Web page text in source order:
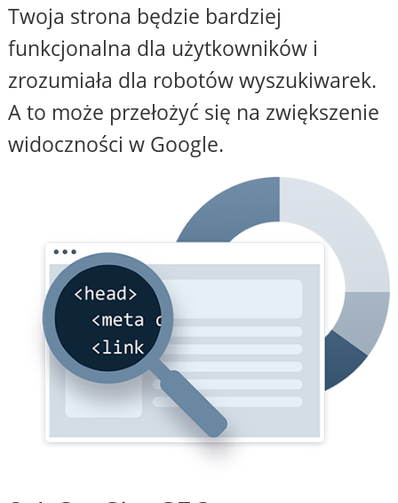
Twoja strona będzie bardziej
funkcjonalna dla użytkowników i
zrozumiała dla robotów wyszukiwarek.
A to może przełożyć się na zwiększenie
widoczności w Google.